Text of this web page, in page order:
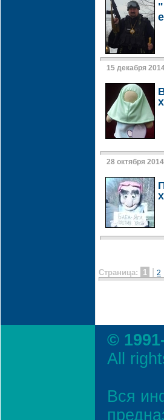
15 декабря
28 октября
Страница: 1 2
©
All
Вся